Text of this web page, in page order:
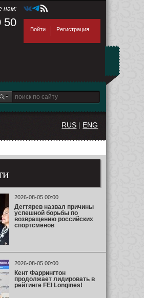
нам:
50
Войти Регистрация
RUS | ENG
2026-08-05 00:00
Дегтярев назвал причины
успешной борьбы по
возвращению российских
спортсменов
2026-08-05 00:00
Кент Фаррингтон
продолжает лидировать в
рейтинге FEI Longines!